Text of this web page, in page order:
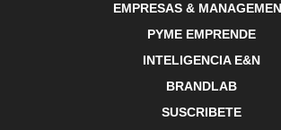
EMPRESAS &
PYME EMPRENDE
INTELIGENCIA E&N
BRANDLAB
SUSCRIBETE